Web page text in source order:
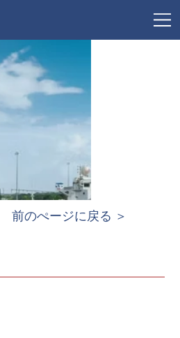
前のぺージに戻る ＞